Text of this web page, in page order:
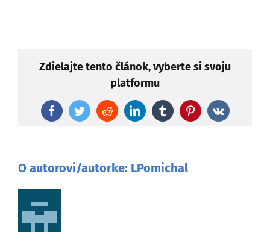
Zdielajte tento článok, vyberte si svoju
platformu
FacebookTwitterRedditLinkedInTumblr Pinterest
Vk
O autorovi/autorke: LPomichal